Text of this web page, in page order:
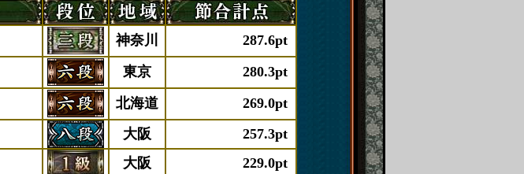
神奈川
287.6pt
東京
280.3pt
北海道
269.0pt
大阪
257.3pt
大阪
229.0pt